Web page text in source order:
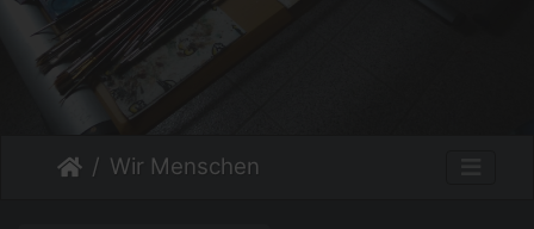
Wir Menschen